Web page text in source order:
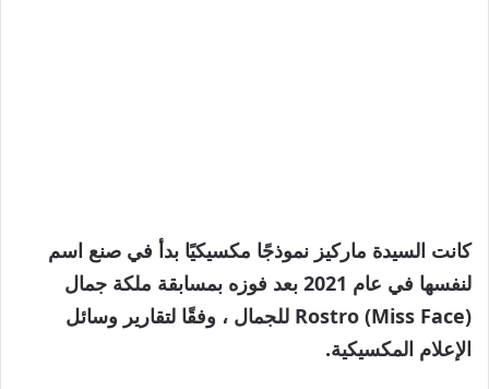
كانت السيدة ماركيز نموذجًا مكسيكيًا بدأ في صنع اسم
لنفسها في عام 2021 بعد فوزه بمسابقة ملكة جمال
Rostro (Miss Face) للجمال ، وفقًا لتقارير وسائل
الإعلام المكسيكية.